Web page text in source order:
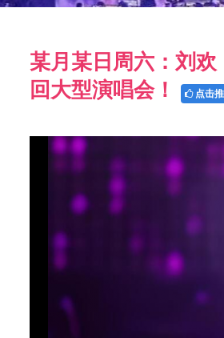
某月某日周六：刘
回大型演唱会！
点击